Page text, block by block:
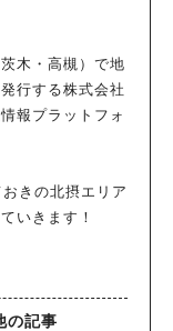
木・高槻）で地
行する株式会社
報プラットフォ
きの北摂エリア
いきます！
の記事